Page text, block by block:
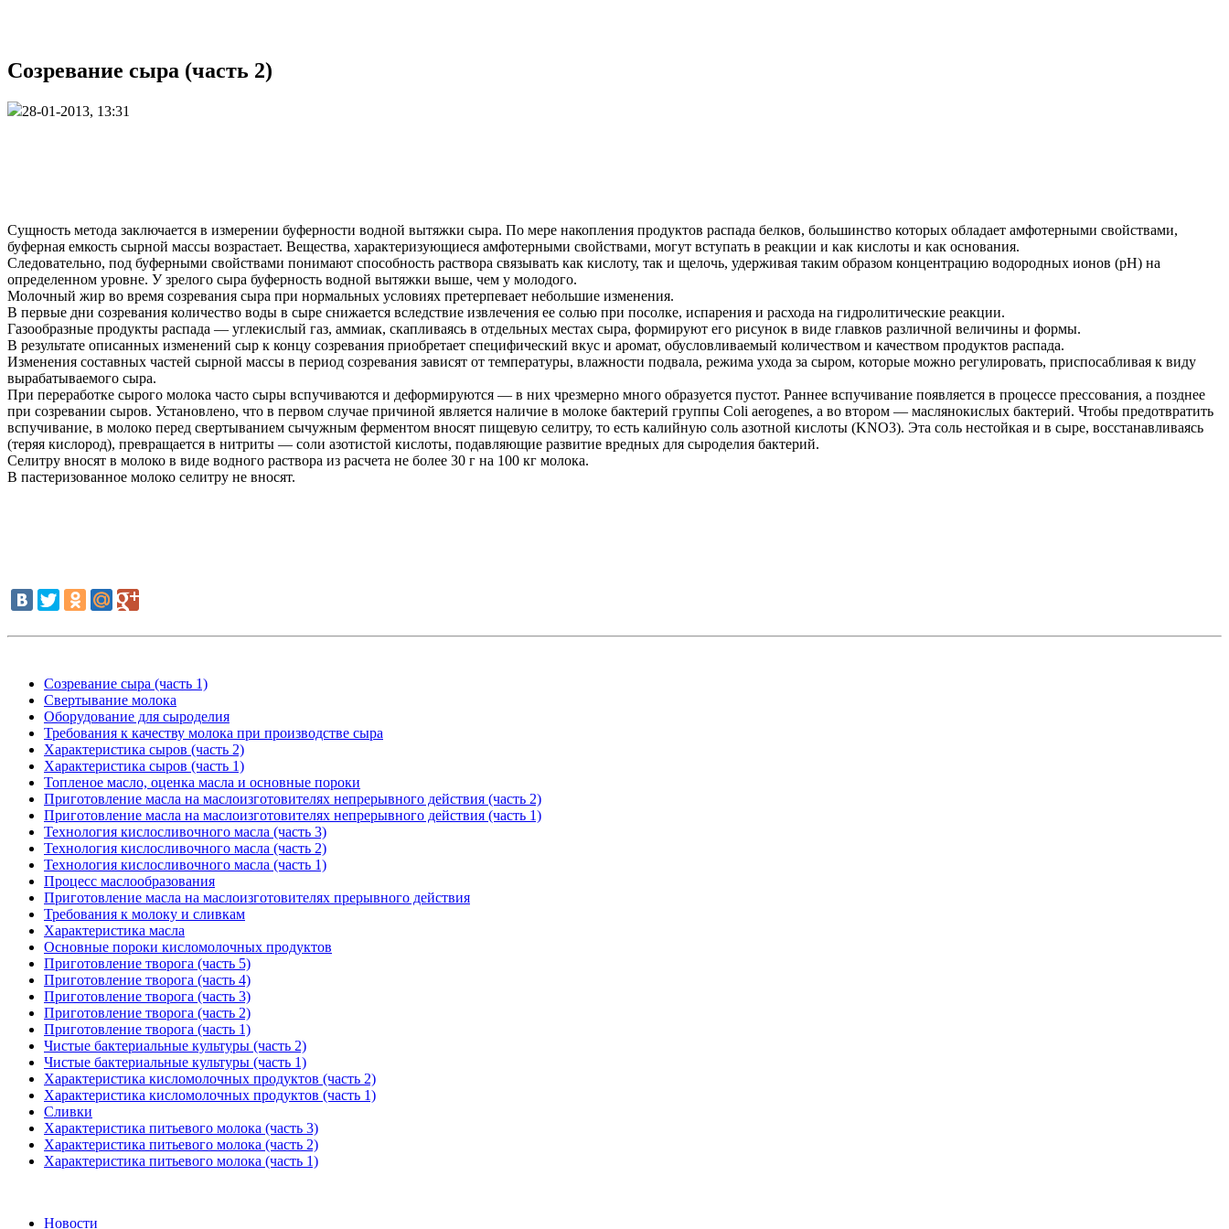
Созревание сыра (часть 2)
28-01-2013, 13:31
Сущность метода заключается в измерении буферности водной вытяжки сыра. По мере накопления продуктов распада белков, большинство которых обладает амфотерными свойствами,
буферная емкость сырной массы возрастает. Вещества, характеризующиеся амфотерными свойствами, могут вступать в реакции и как кислоты и как основания.
Следовательно, под буферными свойствами понимают способность раствора связывать как кислоту, так и щелочь, удерживая таким образом концентрацию водородных ионов (pH) на
определенном уровне. У зрелого сыра буферность водной вытяжки выше, чем у молодого.
Молочный жир во время созревания сыра при нормальных условиях претерпевает небольшие изменения.
В первые дни созревания количество воды в сыре снижается вследствие извлечения ее солью при посолке, испарения и расхода на гидролитические реакции.
Газообразные продукты распада — углекислый газ, аммиак, скапливаясь в отдельных местах сыра, формируют его рисунок в виде главков различной величины и формы.
В результате описанных изменений сыр к концу созревания приобретает специфический вкус и аромат, обусловливаемый количеством и качеством продуктов распада.
Изменения составных частей сырной массы в период созревания зависят от температуры, влажности подвала, режима ухода за сыром, которые можно регулировать, приспосабливая к виду
вырабатываемого сыра.
При переработке сырого молока часто сыры вспучиваются и деформируются — в них чрезмерно много образуется пустот. Раннее вспучивание появляется в процессе прессования, а позднее
при созревании сыров. Установлено, что в первом случае причиной является наличие в молоке бактерий группы Coli aerogenes, а во втором — маслянокислых бактерий. Чтобы предотвратить
вспучивание, в молоко перед свертыванием сычужным ферментом вносят пищевую селитру, то есть калийную соль азотной кислоты (KNО3). Эта соль нестойкая и в сыре, восстанавливаясь
(теряя кислород), превращается в нитриты — соли азотистой кислоты, подавляющие развитие вредных для сыроделия бактерий.
Селитру вносят в молоко в виде водного раствора из расчета не более 30 г на 100 кг молока.
В пастеризованное молоко селитру не вносят.
Созревание сыра (часть 1)
Свертывание молока
Оборудование для сыроделия
Требования к качеству молока при производстве сыра
Характеристика сыров (часть 2)
Характеристика сыров (часть 1)
Топленое масло, оценка масла и основные пороки
Приготовление масла на маслоизготовителях непрерывного действия (часть 2)
Приготовление масла на маслоизготовителях непрерывного действия (часть 1)
Технология кислосливочного масла (часть 3)
Технология кислосливочного масла (часть 2)
Технология кислосливочного масла (часть 1)
Процесс маслообразования
Приготовление масла на маслоизготовителях прерывного действия
Требования к молоку и сливкам
Характеристика масла
Основные пороки кисломолочных продуктов
Приготовление творога (часть 5)
Приготовление творога (часть 4)
Приготовление творога (часть 3)
Приготовление творога (часть 2)
Приготовление творога (часть 1)
Чистые бактериальные культуры (часть 2)
Чистые бактериальные культуры (часть 1)
Характеристика кисломолочных продуктов (часть 2)
Характеристика кисломолочных продуктов (часть 1)
Сливки
Характеристика питьевого молока (часть 3)
Характеристика питьевого молока (часть 2)
Характеристика питьевого молока (часть 1)
Новости